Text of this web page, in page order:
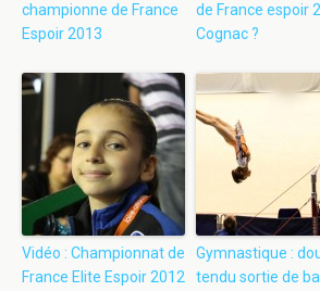
championne de France
Espoir 2013
de France espoir
Cognac ?
Vidéo : Championnat de
France Elite Espoir 2012
Gymnastique :
tendu sortie de